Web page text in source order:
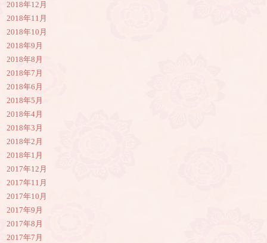
2018年12月
2018年11月
2018年10月
2018年9月
2018年8月
2018年7月
2018年6月
2018年5月
2018年4月
2018年3月
2018年2月
2018年1月
2017年12月
2017年11月
2017年10月
2017年9月
2017年8月
2017年7月